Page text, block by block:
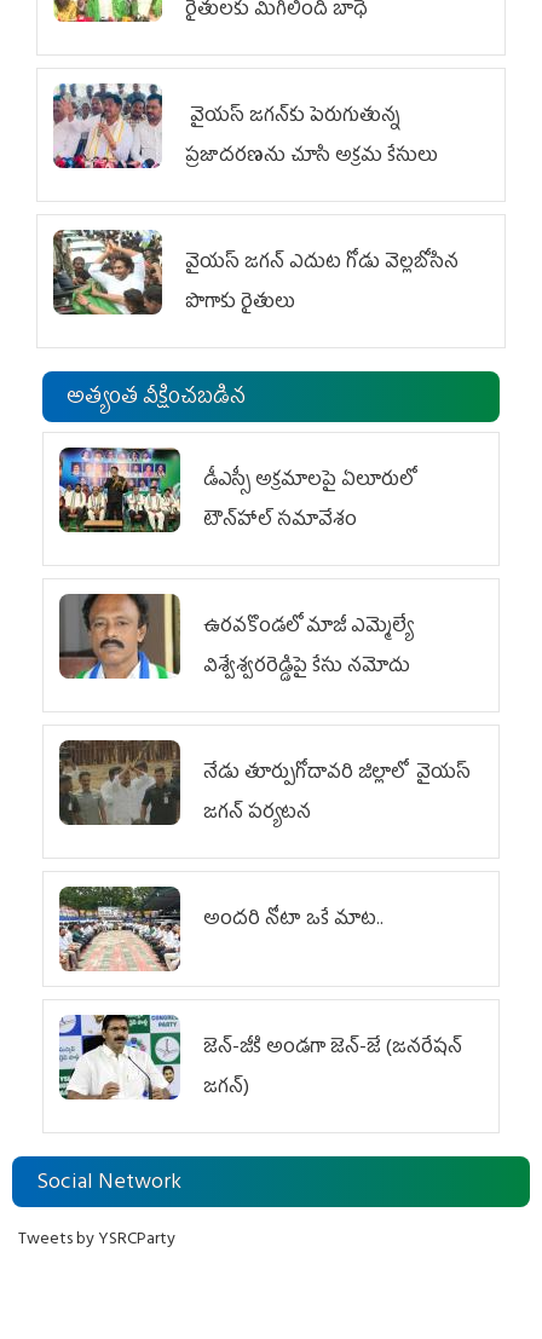
రైతులకు మిగిలింది బాధే
వైయ‌స్ జగన్‌కు పెరుగుతున్న
ప్రజాదరణను చూసి అక్రమ కేసులు
వైయ‌స్‌ జగన్ ఎదుట గోడు వెల్లబోసిన
పొగాకు రైతులు
అత్యంత వీక్షించబడిన
డీఎస్సీ అక్రమాలపై ఏలూరులో
టౌన్‌హాల్ సమావేశం
ఉరవకొండలో మాజీ ఎమ్మెల్యే
విశ్వేశ్వరరెడ్డిపై కేసు న‌మోదు
నేడు తూర్పుగోదావరి జిల్లాలో వైయస్‌
జగన్‌ పర్యటన
అందరి నోటా ఒకే మాట..
జెన్‌-జీకి అండగా జెన్‌-జే (జనరేషన్
జగన్)
Social Network
Tweets by YSRCParty